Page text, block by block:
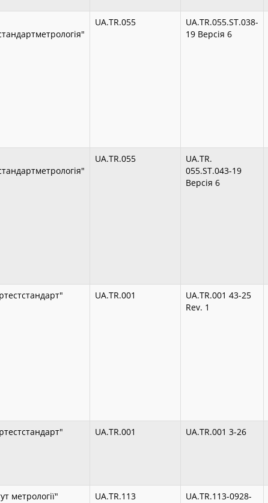
UA.TR.055
UA.TR.055.ST.038-
19 Версія 6
UA.TR.055
UA.TR.
055.ST.043-19
Версія 6
UA.TR.001
UA.TR.001 43-25
Rev. 1
UA.TR.001 UA.TR.001 3-26
метрології" UA.TR.113
UA.TR.113-0928-